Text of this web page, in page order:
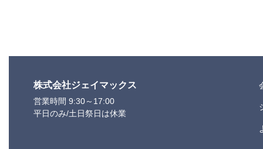
株式会社ジェイマックス
営業時間 9:30～17:00
平日のみ/土日祭日は休業